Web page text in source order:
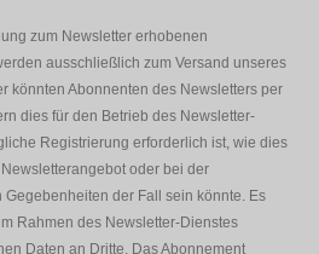
zum Newsletter erhobenen
ausschließlich zum Versand unseres
könnten Abonnenten des Newsletters per
dies für den Betrieb des Newsletter-
Registrierung erforderlich ist, wie dies
oder bei der
der Fall sein könnte. Es
Rahmen des Newsletter-Dienstes
Daten an Dritte. Das Abonnement